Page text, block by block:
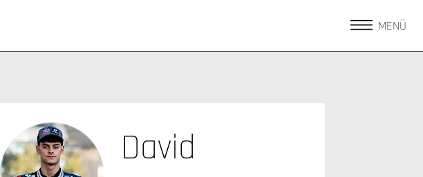
MENÜ
David